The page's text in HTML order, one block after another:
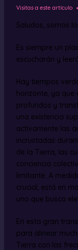
Visitas a este artículo
Saludos, somos
Es siempre un
escucharán y
Hay tiempos
horizonte, ya que
profundos y
una existencia
activamente las
incrustadas
de la Tierra, las
conciencia
limitante. A
crucial, está en
uno que busca
En esta gran
para alinear
Tierra con las